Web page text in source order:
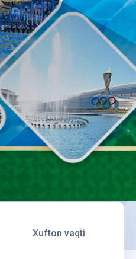
Xufton vaqti